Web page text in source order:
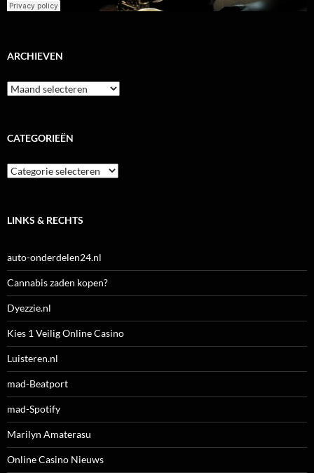
ARCHIEVEN
Archieven
CATEGORIEËN
Categorieën
LINKS & RECHTS
auto-onderdelen24.nl
Cannabis zaden kopen?
Dyezzie.nl
Kies 1 Veilig Online Casino
Luisteren.nl
mad-Beatport
mad-Spotify
Marilyn Amaterasu
Online Casino Nieuws